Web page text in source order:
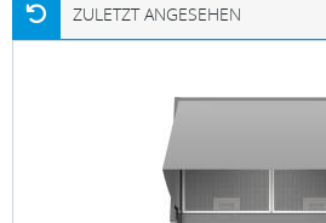
ZULETZT ANGESEHEN